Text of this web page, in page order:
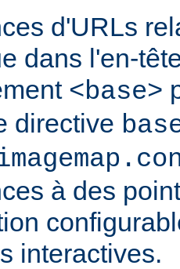
d'URLs
dans l'en-
<base>
directive
à des
interactives.